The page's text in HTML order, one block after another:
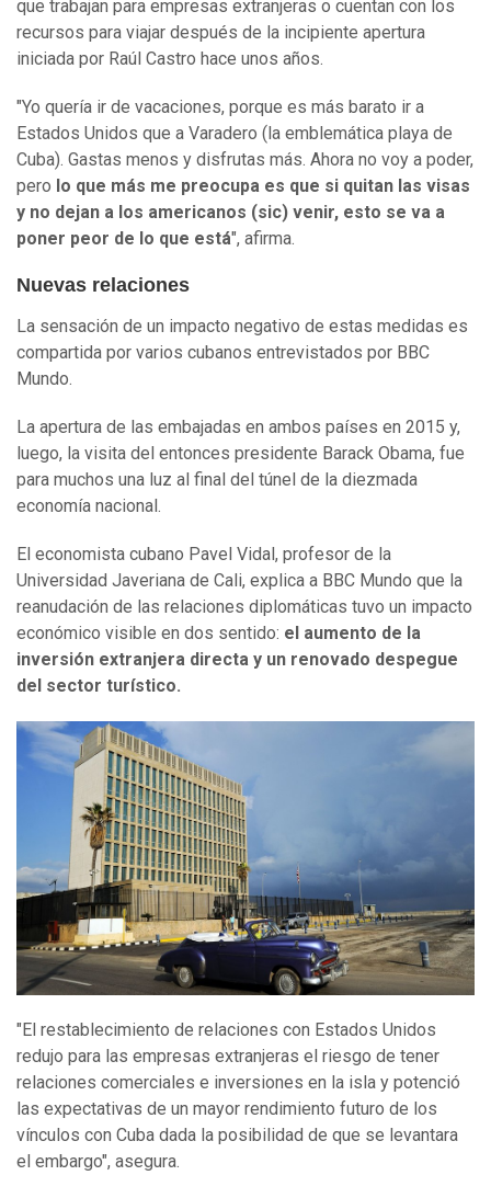
que trabajan para empresas extranjeras o cuentan con los
recursos para viajar después de la incipiente apertura
iniciada por Raúl Castro hace unos años.
"Yo quería ir de vacaciones, porque es más barato ir a
Estados Unidos que a Varadero (la emblemática playa de
Cuba). Gastas menos y disfrutas más. Ahora no voy a poder,
pero lo que más me preocupa es que si quitan las visas
y no dejan a los americanos (sic) venir, esto se va a
poner peor de lo que está", afirma.
Nuevas relaciones
La sensación de un impacto negativo de estas medidas es
compartida por varios cubanos entrevistados por BBC
Mundo.
La apertura de las embajadas en ambos países en 2015 y,
luego, la visita del entonces presidente Barack Obama, fue
para muchos una luz al final del túnel de la diezmada
economía nacional.
El economista cubano Pavel Vidal, profesor de la
Universidad Javeriana de Cali, explica a BBC Mundo que la
reanudación de las relaciones diplomáticas tuvo un impacto
económico visible en dos sentido: el aumento de la
inversión extranjera directa y un renovado despegue
del sector turístico.
"El restablecimiento de relaciones con Estados Unidos
redujo para las empresas extranjeras el riesgo de tener
relaciones comerciales e inversiones en la isla y potenció
las expectativas de un mayor rendimiento futuro de los
vínculos con Cuba dada la posibilidad de que se levantara
el embargo", asegura.